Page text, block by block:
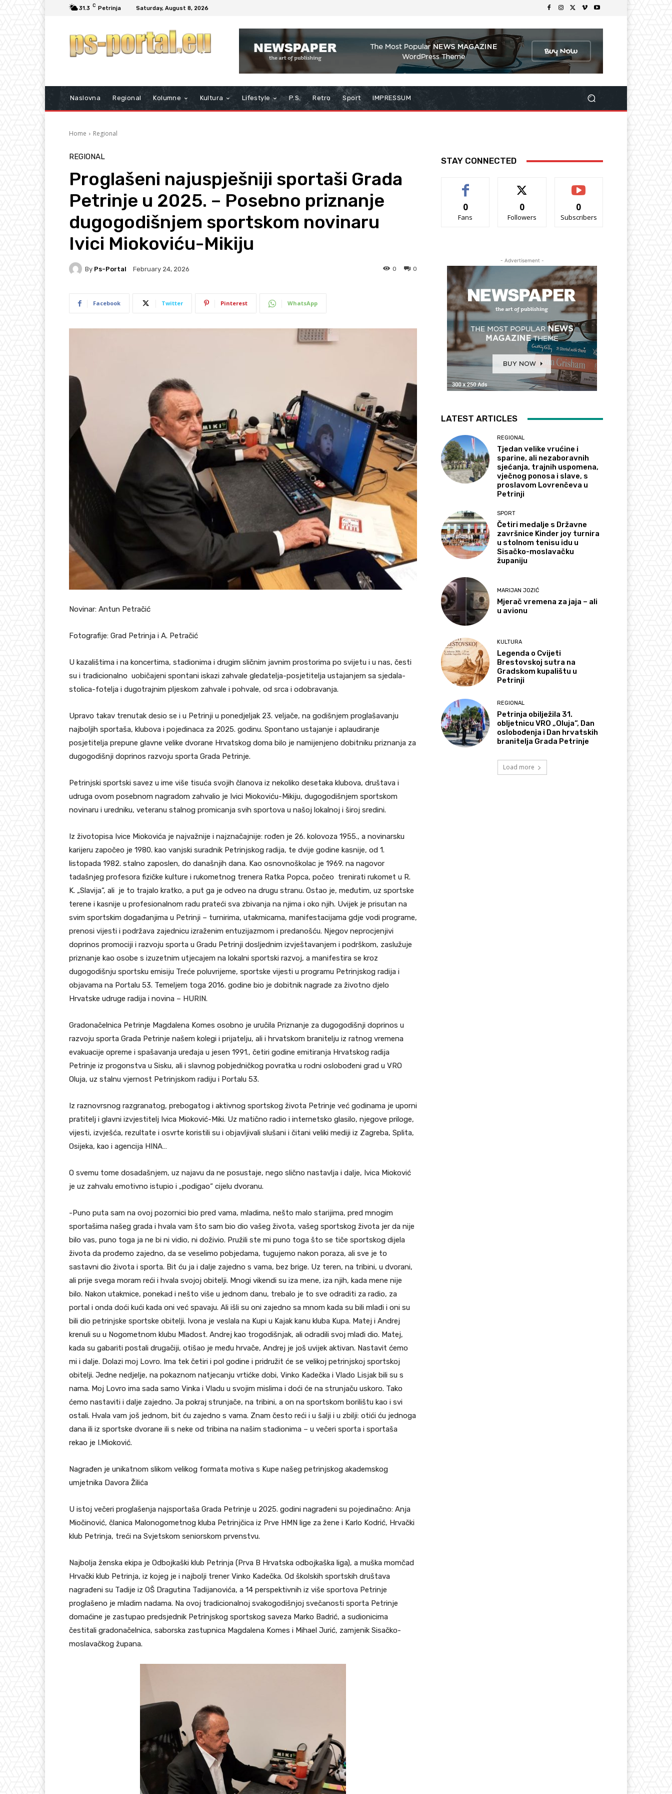
31.3 C Petrinja Saturday, August 8, 2026
Naslovna Regional Kolumne Kultura Lifestyle P.S. Retro Sport IMPRESSUM
Home Regional
REGIONAL
Proglašeni najuspješniji sportaši Grada
Petrinje u 2025. – Posebno priznanje
dugogodišnjem sportskom novinaru
Ivici Miokoviću-Mikiju
By Ps-Portal February 24, 2026 0
0
Facebook Twitter Pinterest WhatsApp
Novinar: Antun Petračić
Fotografije: Grad Petrinja i A. Petračić
U kazalištima i na koncertima, stadionima i drugim sličnim javnim prostorima po svijetu i u nas, česti
su i tradicionalno uobičajeni spontani iskazi zahvale gledatelja-posjetitelja ustajanjem sa sjedala-
stolica-fotelja i dugotrajnim pljeskom zahvale i pohvale, od srca i odobravanja.
Upravo takav trenutak desio se i u Petrinji u ponedjeljak 23. veljače, na godišnjem proglašavanju
najboljih sportaša, klubova i pojedinaca za 2025. godinu. Spontano ustajanje i aplaudiranje
posjetitelja prepune glavne velike dvorane Hrvatskog doma bilo je namijenjeno dobitniku priznanja za
dugogodišnji doprinos razvoju sporta Grada Petrinje.
Petrinjski sportski savez u ime više tisuća svojih članova iz nekoliko desetaka klubova, društava i
udruga ovom posebnom nagradom zahvalio je Ivici Miokoviću-Mikiju, dugogodišnjem sportskom
novinaru i uredniku, veteranu stalnog promicanja svih sportova u našoj lokalnoj i široj sredini.
Iz životopisa Ivice Miokovića je najvažnije i najznačajnije: rođen je 26. kolovoza 1955., a novinarsku
karijeru započeo je 1980. kao vanjski suradnik Petrinjskog radija, te dvije godine kasnije, od 1.
listopada 1982. stalno zaposlen, do današnjih dana. Kao osnovnoškolac je 1969. na nagovor
tadašnjeg profesora fizičke kulture i rukometnog trenera Ratka Popca, počeo trenirati rukomet u R.
K. „Slavija“, ali je to trajalo kratko, a put ga je odveo na drugu stranu. Ostao je, međutim, uz sportske
terene i kasnije u profesionalnom radu prateći sva zbivanja na njima i oko njih. Uvijek je prisutan na
svim sportskim događanjima u Petrinji – turnirima, utakmicama, manifestacijama gdje vodi programe,
prenosi vijesti i podržava zajednicu izraženim entuzijazmom i predanošću. Njegov neprocjenjivi
doprinos promociji i razvoju sporta u Gradu Petrinji dosljednim izvještavanjem i podrškom, zaslužuje
priznanje kao osobe s izuzetnim utjecajem na lokalni sportski razvoj, a manifestira se kroz
dugogodišnju sportsku emisiju Treće poluvrijeme, sportske vijesti u programu Petrinjskog radija i
objavama na Portalu 53. Temeljem toga 2016. godine bio je dobitnik nagrade za životno djelo
Hrvatske udruge radija i novina – HURIN.
Gradonačelnica Petrinje Magdalena Komes osobno je uručila Priznanje za dugogodišnji doprinos u
razvoju sporta Grada Petrinje našem kolegi i prijatelju, ali i hrvatskom branitelju iz ratnog vremena
evakuacije opreme i spašavanja uređaja u jesen 1991., četiri godine emitiranja Hrvatskog radija
Petrinje iz progonstva u Sisku, ali i slavnog pobjedničkog povratka u rodni oslobođeni grad u VRO
Oluja, uz stalnu vjernost Petrinjskom radiju i Portalu 53.
Iz raznovrsnog razgranatog, prebogatog i aktivnog sportskog života Petrinje već godinama je uporni
pratitelj i glavni izvjestitelj Ivica Mioković-Miki. Uz matično radio i internetsko glasilo, njegove priloge,
vijesti, izvješća, rezultate i osvrte koristili su i objavljivali slušani i čitani veliki mediji iz Zagreba, Splita,
Osijeka, kao i agencija HINA…
O svemu tome dosadašnjem, uz najavu da ne posustaje, nego slično nastavlja i dalje, Ivica Mioković
je uz zahvalu emotivno istupio i „podigao“ cijelu dvoranu.
-Puno puta sam na ovoj pozornici bio pred vama, mladima, nešto malo starijima, pred mnogim
sportašima našeg grada i hvala vam što sam bio dio vašeg života, vašeg sportskog života jer da nije
bilo vas, puno toga ja ne bi ni vidio, ni doživio. Pružili ste mi puno toga što se tiče sportskog dijela
života da prođemo zajedno, da se veselimo pobjedama, tugujemo nakon poraza, ali sve je to
sastavni dio života i sporta. Bit ću ja i dalje zajedno s vama, bez brige. Uz teren, na tribini, u dvorani,
ali prije svega moram reći i hvala svojoj obitelji. Mnogi vikendi su iza mene, iza njih, kada mene nije
bilo. Nakon utakmice, ponekad i nešto više u jednom danu, trebalo je to sve odraditi za radio, za
portal i onda doći kući kada oni već spavaju. Ali išli su oni zajedno sa mnom kada su bili mlađi i oni su
bili dio petrinjske sportske obitelji. Ivona je veslala na Kupi u Kajak kanu kluba Kupa. Matej i Andrej
krenuli su u Nogometnom klubu Mladost. Andrej kao trogodišnjak, ali odradili svoj mlađi dio. Matej,
kada su gabariti postali drugačiji, otišao je među hrvače, Andrej je još uvijek aktivan. Nastavit ćemo
mi i dalje. Dolazi moj Lovro. Ima tek četiri i pol godine i pridružit će se velikoj petrinjskoj sportskoj
obitelji. Jedne nedjelje, na pokaznom natjecanju vrtićke dobi, Vinko Kadečka i Vlado Lisjak bili su s
nama. Moj Lovro ima sada samo Vinka i Vladu u svojim mislima i doći će na strunjaču uskoro. Tako
ćemo nastaviti i dalje zajedno. Ja pokraj strunjače, na tribini, a on na sportskom borilištu kao i svi
ostali. Hvala vam još jednom, bit ću zajedno s vama. Znam često reći i u šalji i u zbilji: otići ću jednoga
dana ili iz sportske dvorane ili s neke od tribina na našim stadionima – u večeri sporta i sportaša
rekao je I.Mioković.
Nagrađen je unikatnom slikom velikog formata motiva s Kupe našeg petrinjskog akademskog
umjetnika Davora Žilića
U istoj večeri proglašenja najsportaša Grada Petrinje u 2025. godini nagrađeni su pojedinačno: Anja
Miočinović, članica Malonogometnog kluba Petrinjčica iz Prve HMN lige za žene i Karlo Kodrić, Hrvački
klub Petrinja, treći na Svjetskom seniorskom prvenstvu.
Najbolja ženska ekipa je Odbojkaški klub Petrinja (Prva B Hrvatska odbojkaška liga), a muška momčad
Hrvački klub Petrinja, iz kojeg je i najbolji trener Vinko Kadečka. Od školskih sportskih društava
nagrađeni su Tadije iz OŠ Dragutina Tadijanovića, a 14 perspektivnih iz više sportova Petrinje
proglašeno je mladim nadama. Na ovoj tradicionalnoj svakogodišnjoj svečanosti sporta Petrinje
domaćine je zastupao predsjednik Petrinjskog sportskog saveza Marko Badrić, a sudionicima
čestitali gradonačelnica, saborska zastupnica Magdalena Komes i Mihael Jurić, zamjenik Sisačko-
moslavačkog župana.
STAY CONNECTED
0
Fans
0
Followers
0
Subscribers
- Advertisement -
LATEST ARTICLES
REGIONAL
Tjedan velike vrućine i
sparine, ali nezaboravnih
sjećanja, trajnih uspomena,
vječnog ponosa i slave, s
proslavom Lovrenčeva u
Petrinji
SPORT
Četiri medalje s Državne
završnice Kinder joy turnira
u stolnom tenisu idu u
Sisačko-moslavačku
županiju
MARIJAN JOZIĆ
Mjerač vremena za jaja – ali
u avionu
KULTURA
Legenda o Cvijeti
Brestovskoj sutra na
Gradskom kupalištu u
Petrinji
REGIONAL
Petrinja obilježila 31.
obljetnicu VRO „Oluja“, Dan
oslobođenja i Dan hrvatskih
branitelja Grada Petrinje
Load more